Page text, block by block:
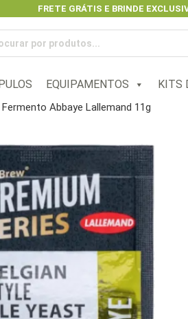
FRETE GRÁTIS E BRINDE
EQUIPAMENTOS KITS
Fermento Abbaye Lallemand 11g